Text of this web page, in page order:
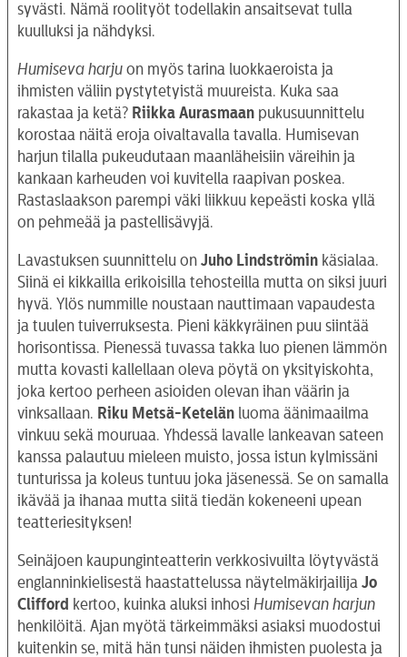
syvästi. Nämä roolityöt todellakin ansaitsevat tulla
kuulluksi ja nähdyksi.
Humiseva harju on myös tarina luokkaeroista ja
ihmisten väliin pystytetyistä muureista. Kuka saa
rakastaa ja ketä? Riikka Aurasmaan pukusuunnittelu
korostaa näitä eroja oivaltavalla tavalla. Humisevan
harjun tilalla pukeudutaan maanläheisiin väreihin ja
kankaan karheuden voi kuvitella raapivan poskea.
Rastaslaakson parempi väki liikkuu kepeästi koska yllä
on pehmeää ja pastellisävyjä.
Lavastuksen suunnittelu on Juho Lindströmin käsialaa.
Siinä ei kikkailla erikoisilla tehosteilla mutta on siksi juuri
hyvä. Ylös nummille noustaan nauttimaan vapaudesta
ja tuulen tuiverruksesta. Pieni käkkyräinen puu siintää
horisontissa. Pienessä tuvassa takka luo pienen lämmön
mutta kovasti kallellaan oleva pöytä on yksityiskohta,
joka kertoo perheen asioiden olevan ihan väärin ja
vinksallaan. Riku Metsä-Ketelän luoma äänimaailma
vinkuu sekä mouruaa. Yhdessä lavalle lankeavan sateen
kanssa palautuu mieleen muisto, jossa istun kylmissäni
tunturissa ja koleus tuntuu joka jäsenessä. Se on samalla
ikävää ja ihanaa mutta siitä tiedän kokeneeni upean
teatteriesityksen!
Seinäjoen kaupunginteatterin verkkosivuilta löytyvästä
englanninkielisestä haastattelussa näytelmäkirjailija Jo
Clifford kertoo, kuinka aluksi inhosi Humisevan harjun
henkilöitä. Ajan myötä tärkeimmäksi asiaksi muodostui
kuitenkin se, mitä hän tunsi näiden ihmisten puolesta ja